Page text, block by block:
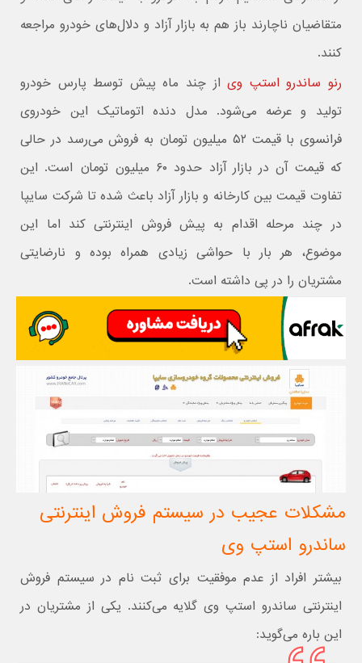
متقاضیان ناچارند باز هم به بازار آزاد و دلال‌های خودرو مراجعه
کنند.
رنو ساندرو استپ ویاز چند ماه پیش توسط پارس خودرو
تولید و عرضه می‌شود. مدل دنده اتوماتیک این خودروی
فرانسوی با قیمت ۵۲ میلیون تومان به فروش می‌رسد در حالی
که قیمت آن در بازار آزاد حدود ۶۰ میلیون تومان است. این
تفاوت قیمت بین کارخانه و بازار آزاد باعث شده تا شرکت سایپا
در چند مرحله اقدام به پیش فروش اینترنتی کند اما این
موضوع، هر بار با حواشی زیادی همراه بوده و نارضایتی
مشتریان را در پی داشته است.
مشکلات عجیب در سیستم فروش اینترنتی
ساندرو استپ وی
بیشتر افراد از عدم موفقیت برای ثبت نام در سیستم فروش
اینترنتی ساندرو استپ وی گلایه می‌کنند. یکی از مشتریان در
این باره می‌گوید: